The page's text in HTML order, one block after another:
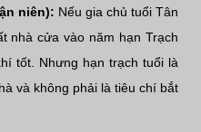
niên): Nếu gia chủ tuổi Tân
nhà cửa vào năm hạn Trạch
tốt. Nhưng hạn trạch tuổi là
và không phải là tiêu chí bắt